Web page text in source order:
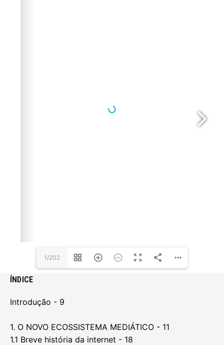
1/202
ÍNDICE
Introdução - 9
1. O NOVO ECOSSISTEMA MEDIÁTICO - 11
1.1 Breve história da internet - 18